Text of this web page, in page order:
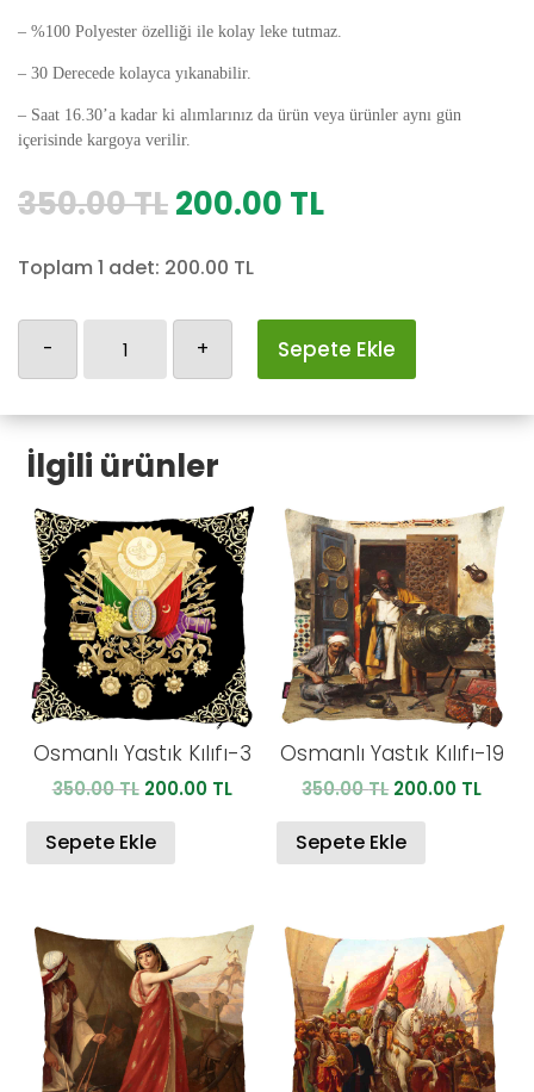
– %100 Polyester özelliği ile kolay leke tutmaz.
– 30 Derecede kolayca yıkanabilir.
– Saat 16.30’a kadar ki alımlarınız da ürün veya ürünler aynı gün
içerisinde kargoya verilir.
350.00TLOrijinal
350.00 TL.
200.00 TLŞu
Toplam 1 adet: 200.00 TL
-
adet
+ Sepete Ekle
İlgili ürünler
Osmanlı Yastık Kılıfı-3
350.00TL Orijinal
350.00 TL.
200.00 TLŞu
200.00 TL.
Sepete Ekle
Osmanlı Yastık Kılıfı-19
350.00TL Orijinal
350.00 TL.
200.00 TLŞu
Sepete Ekle